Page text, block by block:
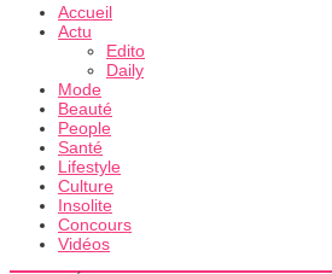
Accueil
Actu
Edito
Daily
Mode
Beauté
People
Santé
Lifestyle
Culture
Insolite
Concours
Vidéos